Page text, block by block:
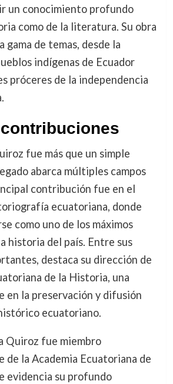
un conocimiento profundo
como de la literatura. Su obra
gama de temas, desde la
indígenas de Ecuador
próceres de la independencia
fue más que un simple
abarca múltiples campos
contribución fue en el
ecuatoriana, donde
como uno de los máximos
historia del país. Entre sus
destaca su dirección de
de la Historia, una
en la preservación y difusión
ecuatoriano.
Quiroz fue miembro
de la Academia Ecuatoriana de
evidencia su profundo